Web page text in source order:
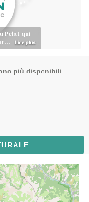
Pelat qui
Lire plus
più disponibili.